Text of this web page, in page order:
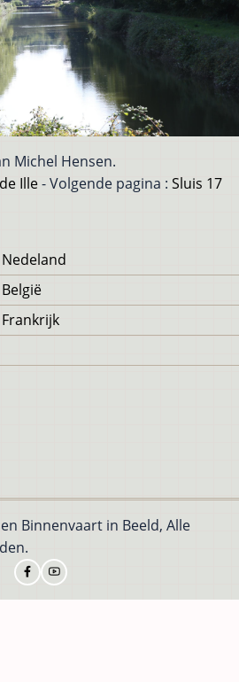
Michel Hensen.
Ille- Volgende pagina : Sluis 17
Binnenvaart in Beeld, Alle